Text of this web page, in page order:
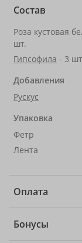
Состав
Роза кустовая
шт.
Гипсофила - 3
Добавления
Рускус
Упаковка
Фетр
Лента
Оплата
Бонусы